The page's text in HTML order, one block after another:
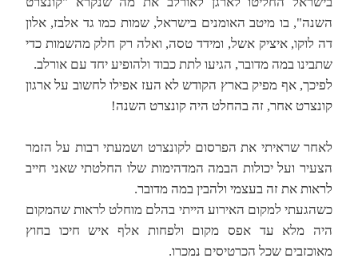
השנה", בו מיטב האומנים בישראל, שמות כמו גד אלבז, אלון
דה לוקו, איציק אשל, ומידד טסה, ואלה רק חלק מהשמות כדי
שתבינו במה מדובר, הגיעו לתת כבוד ולהופיע יחד עם אורלב.
לפיכך, אף מפיק בארץ הקודש לא העז אפילו לחשוב על ארגון
קונצרט אחר, זה בהחלט היה קונצרט השנה!
לאחר שראיתי את הפרסום לקונצרט ושמעתי רבות על הזמר
הצעיר ועל יכולות הבמה המדהימות שלו החלטתי שאני חייב
לראות את זה בעצמי ולהבין במה מדובר.
כשהגעתי למקום האירוע הייתי בהלם מוחלט לראות שהמקום
היה מלא עד אפס מקום ולפחות אלף איש חיכו בחוץ
מאוכזבים שכל הכרטיסים נמכרו.